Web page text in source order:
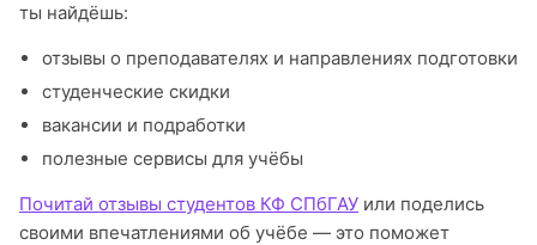
ты найдёшь:
отзывы о преподавателях и направлениях подготовки
студенческие скидки
вакансии и подработки
полезные сервисы для учёбы
Почитай отзывы студентов КФ СПбГАУ или поделись
своими впечатлениями об учёбе — это поможет